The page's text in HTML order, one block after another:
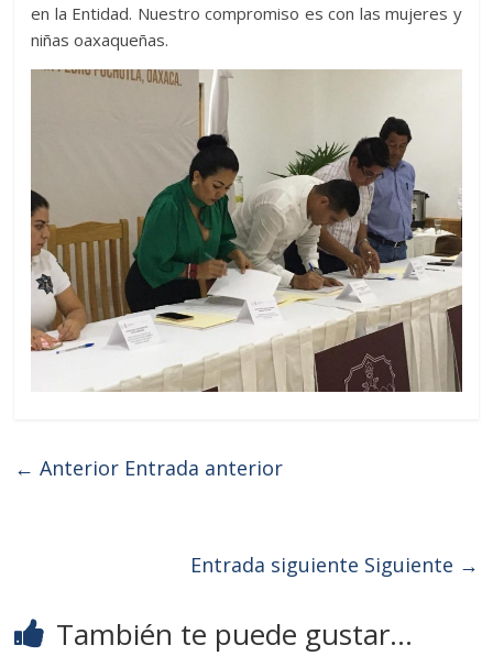
en la Entidad. Nuestro compromiso es con las mujeres y
niñas oaxaqueñas.
← Anterior Entrada anterior
Entrada siguiente Siguiente →
También te puede gustar...